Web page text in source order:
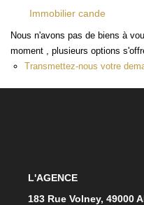
NOS
Immobilier cande
Nous n'avons pas de biens à
moment , plusieurs options
Transmettez-nous votre
L'AGENCE
183 Rue Volney, 49000